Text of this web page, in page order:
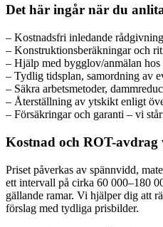
Det här ingår när du
– Kostnadsfri inledande
– Konstruktionsberäkningar och
– Hjälp med bygglov/anmälan
– Tydlig tidsplan, samordning av
– Säkra arbetsmetoder,
– Återställning av ytskikt enligt
– Försäkringar och garanti – vi
Kostnad och ROT-
Priset påverkas av spännvidd,
ett intervall på cirka 60 000–180
gällande ramar. Vi hjälper dig att
förslag med tydliga prisbilder.